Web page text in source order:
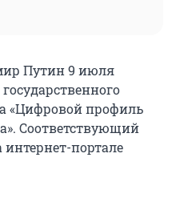
Путин 9 июля
«Цифровой профиль
Соответствующий
портале